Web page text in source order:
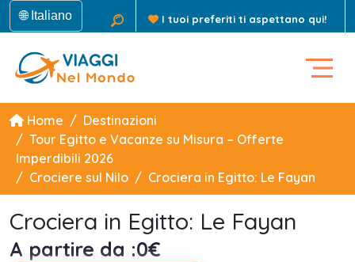
🌐 Italiano I tuoi preferiti ti aspettano qui!
Home
Destinazioni
Tour Egitto e Vacanze su Misura – Offerte
Imperdibili 2026
Crociere sul Nilo
Crociera in Egitto: Le Fayan
Crociera in Egitto: Le Fayan
A partire da :0€